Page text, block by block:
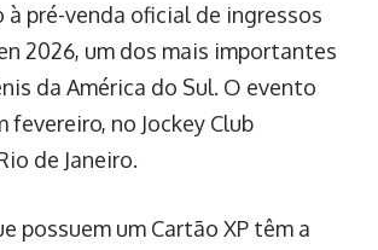
à pré-venda oficial de ingressos
2026, um dos mais importantes
da América do Sul. O evento
fevereiro, no Jockey Club
de Janeiro.
possuem um Cartão XP têm a